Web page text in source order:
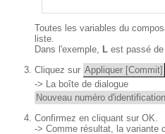
Toutes les variables du
liste.
Dans l'exemple, L est passé de
Cliquez sur Appliquer [Commit]
-> La boîte de dialogue
Nouveau numéro
Confirmez en cliquant sur OK.
-> Comme résultat, la variante